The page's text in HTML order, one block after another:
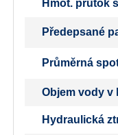
Hmot. průtok
Předepsané
Průměrná
Objem vody v
Hydraulická